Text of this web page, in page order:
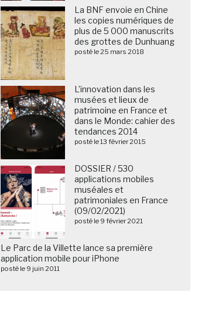
La BNF envoie en Chine
les copies numériques de
plus de 5 000 manuscrits
des grottes de Dunhuang
posté le 25 mars 2018
L’innovation dans les
musées et lieux de
patrimoine en France et
dans le Monde: cahier des
tendances 2014
posté le 13 février 2015
DOSSIER / 530
applications mobiles
muséales et
patrimoniales en France
(09/02/2021)
posté le 9 février 2021
Le Parc de la Villette lance sa première
application mobile pour iPhone
posté le 9 juin 2011